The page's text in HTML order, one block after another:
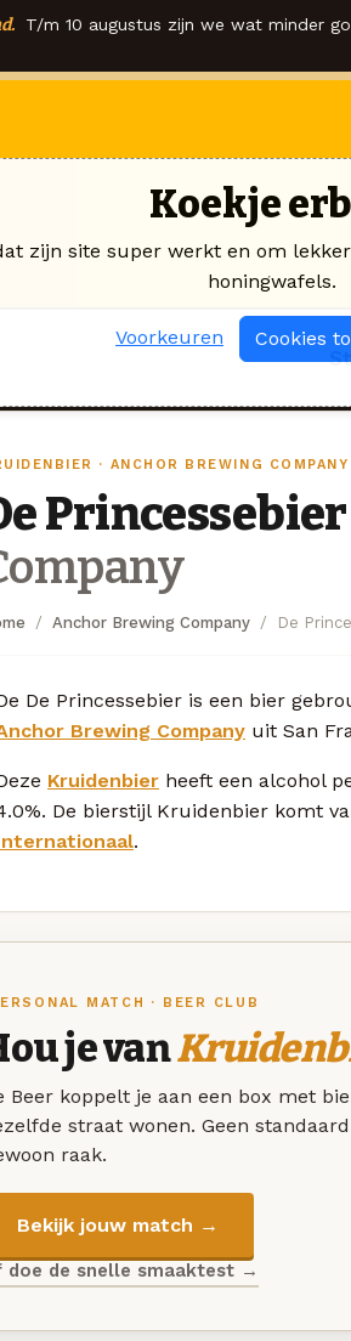
T/m 10 augustus zijn we wat minder
· ANCHOR BREWING COMPANY
Princessebier
Anchor Brewing Company De
De Princessebier is een bier
Brewing Company uit San
Kruidenbier heeft een alcohol
De bierstijl Kruidenbier komt
.
MATCH · BEER CLUB
je van
Beer koppelt je aan een box met
straat wonen. Geen
raak.
Bekijk jouw match →
doe de snelle smaaktest →
Koekje
zijn site super werkt en om
honingwafels.
Voorkeuren Cookies